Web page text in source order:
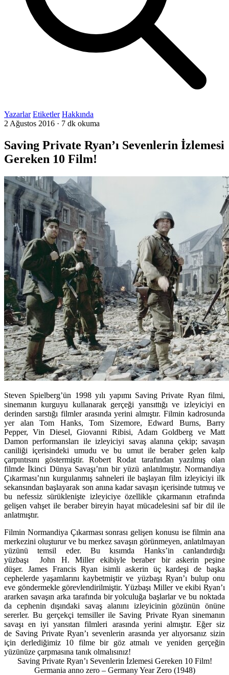
Yazarlar Etiketler Hakkında
2 Ağustos 2016 · 7 dk okuma
Saving Private Ryan’ı Sevenlerin İzlemesi
Gereken 10 Film!
Steven Spielberg’ün 1998 yılı yapımı Saving Private Ryan filmi,
sinemanın kurguyu kullanarak gerçeği yansıttığı ve izleyiciyi en
derinden sarstığı filmler arasında yerini almıştır. Filmin kadrosunda
yer alan Tom Hanks, Tom Sizemore, Edward Burns, Barry
Pepper, Vin Diesel, Giovanni Ribisi, Adam Goldberg ve Matt
Damon performansları ile izleyiciyi savaş alanına çekip; savaşın
caniliği içerisindeki umudu ve bu umut ile beraber gelen kalp
çarpıntısını göstermiştir. Robert Rodat tarafından yazılmış olan
filmde İkinci Dünya Savaşı’nın bir yüzü anlatılmıştır. Normandiya
Çıkarması’nın kurgulanmış sahneleri ile başlayan film izleyiciyi ilk
sekansından başlayarak son anına kadar savaşın içerisinde tutmuş ve
bu nefessiz sürüklenişte izleyiciye özellikle çıkarmanın etrafında
gelişen vahşet ile beraber bireyin hayat mücadelesini saf bir dil ile
anlatmıştır.
Filmin Normandiya Çıkarması sonrası gelişen konusu ise filmin ana
merkezini oluşturur ve bu merkez savaşın görünmeyen, anlatılmayan
yüzünü temsil eder. Bu kısımda Hanks’in canlandırdığı
yüzbaşı John H. Miller ekibiyle beraber bir askerin peşine
düşer. James Francis Ryan isimli askerin üç kardeşi de başka
cephelerde yaşamlarını kaybetmiştir ve yüzbaşı Ryan’ı bulup onu
eve göndermekle görevlendirilmiştir. Yüzbaşı Miller ve ekibi Ryan’ı
ararken savaşın arka tarafında bir yolculuğa başlarlar ve bu noktada
da cephenin dışındaki savaş alanını izleyicinin gözünün önüne
sererler. Bu gerçekçi temsiller ile Saving Private Ryan sinemanın
savaşı en iyi yansıtan filmleri arasında yerini almıştır. Eğer siz
de Saving Private Ryan’ı sevenlerin arasında yer alıyorsanız sizin
için derlediğimiz 10 filme bir göz atmalı ve yeniden gerçeğin
yüzünüze çarpmasına tanık olmalısınız!
Saving Private Ryan’ı Sevenlerin İzlemesi Gereken 10 Film!
Germania anno zero – Germany Year Zero (1948)